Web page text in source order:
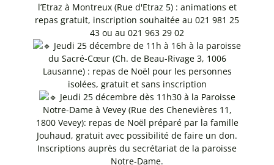
l’Etraz à Montreux (Rue d'Etraz 5) : animations et
repas gratuit, inscription souhaitée au 021 981 25
43 ou au 021 963 29 02
Jeudi 25 décembre de 11h à 16h à la paroisse
du Sacré-Cœur (Ch. de Beau-Rivage 3, 1006
Lausanne) : repas de Noël pour les personnes
isolées, gratuit et sans inscription
Jeudi 25 décembre dès 11h30 à la Paroisse
Notre-Dame à Vevey (Rue des Chenevières 11,
1800 Vevey): repas de Noël préparé par la famille
Jouhaud, gratuit avec possibilité de faire un don.
Inscriptions auprès du secrétariat de la paroisse
Notre-Dame.